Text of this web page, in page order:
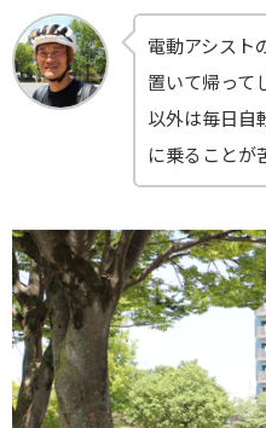
電動アシスト
置いて帰って
以外は毎日自
に乗ることが